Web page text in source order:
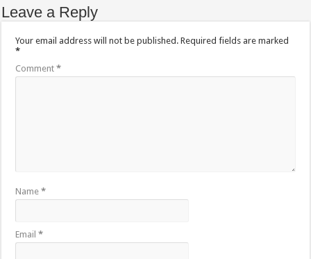
Leave a Reply
Your email address will not be published. Required fields are marked
*
Comment*
Name*
Email*